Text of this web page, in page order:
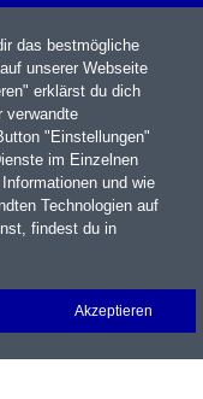
Login
das bestmögliche
unserer Webseite
erklärst du dich
verwandte
"Einstellungen"
im Einzelnen
und wie
Technologien auf
findest du in
Akzeptieren